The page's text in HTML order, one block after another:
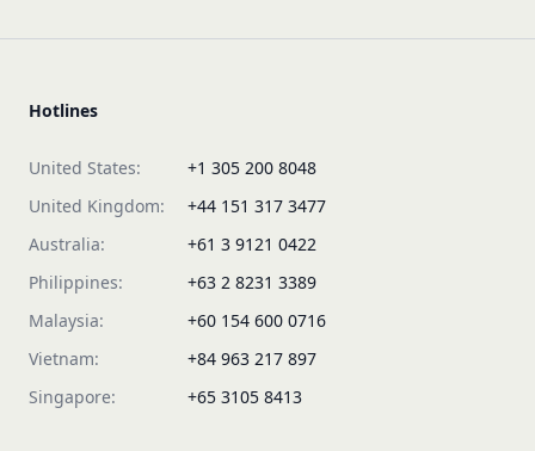
Hotlines
United States:
+1 305 200 8048
United Kingdom:
+44 151 317 3477
Australia:
+61 3 9121 0422
Philippines:
+63 2 8231 3389
Malaysia:
+60 154 600 0716
Vietnam:
+84 963 217 897
Singapore:
+65 3105 8413